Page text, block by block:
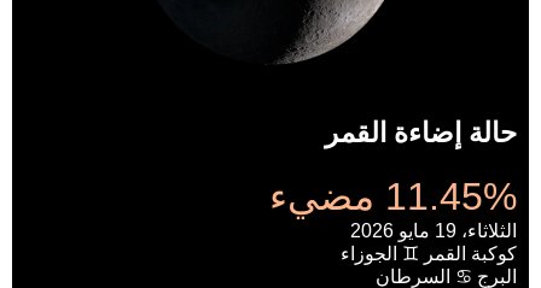
حالة إضاءة القمر
11.45% مضيء
الثلاثاء، 19 مايو 2026
كوكبة القمر ♊ الجوزاء
البرج ♋ السرطان